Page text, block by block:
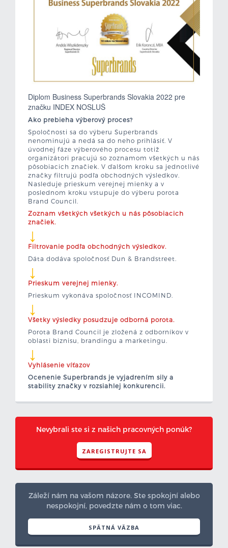
Diplom Business Superbrands Slovakia 2022 pre
značku INDEX NOSLUŠ
Ako prebieha výberový proces?
Spoločnosti sa do výberu Superbrands
nenominujú a nedá sa do neho prihlásiť. V
úvodnej fáze výberového procesu totiž
organizátori pracujú so zoznamom všetkých u nás
pôsobiacich značiek. V ďalšom kroku sa jednotlivé
značky filtrujú podľa obchodných výsledkov.
Nasleduje prieskum verejnej mienky a v
poslednom kroku vstupuje do výberu porota
Brand Council.
Zoznam všetkých všetkých u nás pôsobiacich
značiek.
↓
Filtrovanie podľa obchodných výsledkov.
Dáta dodáva spoločnosť Dun & Brandstreet.
↓
Prieskum verejnej mienky.
Prieskum vykonáva spoločnosť INCOMIND.
↓
Všetky výsledky posudzuje odborná porota.
Porota Brand Council je zložená z odborníkov v
oblasti biznisu, brandingu a marketingu.
↓
Vyhlásenie víťazov
Ocenenie Superbrands je vyjadrením sily a
stability značky v rozsiahlej konkurencii.
Nevybrali ste si z našich pracovných ponúk?
ZAREGISTRUJTE SA
Záleží nám na vašom názore. Ste spokojní alebo
nespokojní, povedzte nám o tom viac.
SPÄTNÁ VÄZBA